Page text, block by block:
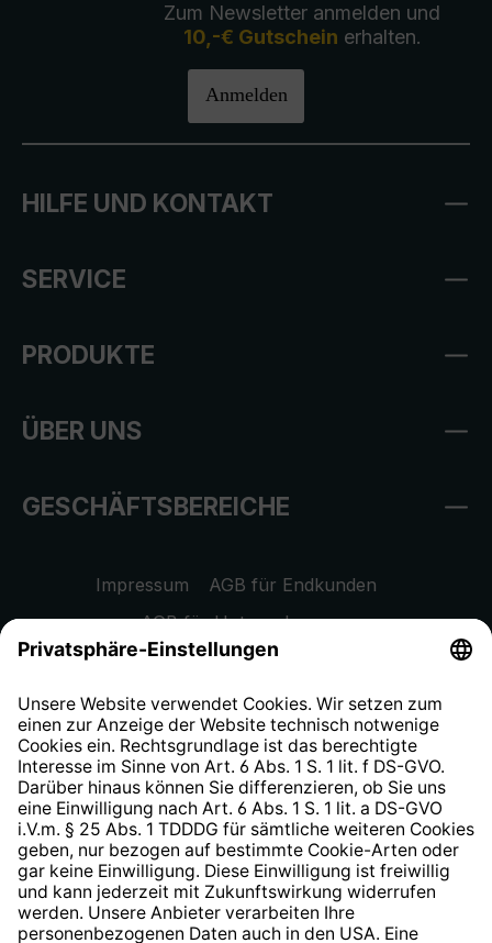
Zum Newsletter anmelden und
10,-€ Gutschein erhalten.
Anmelden
HILFE UND KONTAKT
SERVICE
PRODUKTE
ÜBER UNS
GESCHÄFTSBEREICHE
Impressum
AGB für Endkunden
AGB für Unternehmen
Datenschutzhinweis
Widerrufsrecht
Hinweisgeberschutzsystem
Barrierefreiheit